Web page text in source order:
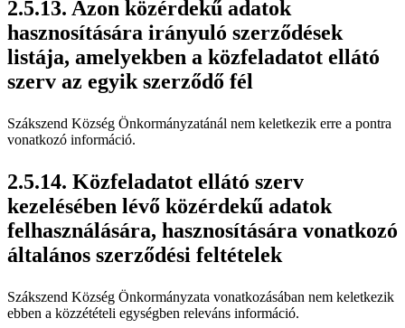
Azon közérdekű adatok
hasznosítására irányuló szerződések
listája, amelyekben a közfeladatot ellátó
szerv az egyik szerződő fél
Szákszend Község Önkormányzatánál nem keletkezik erre a pontra
vonatkozó információ.
Közfeladatot ellátó szerv
kezelésében lévő közérdekű adatok
felhasználására, hasznosítására vonatkozó
általános szerződési feltételek
Szákszend Község Önkormányzata vonatkozásában nem keletkezik
ebben a közzétételi egységben releváns információ.